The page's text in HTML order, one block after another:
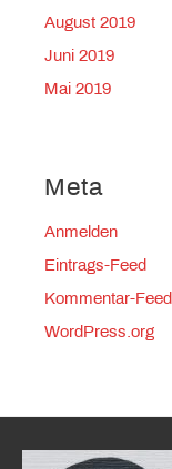
August 2019
Juni 2019
Mai 2019
Meta
Anmelden
Eintrags-Feed
Kommentar-Feed
WordPress.org